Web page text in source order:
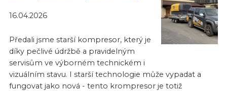
16.04.2026
Předali jsme starší kompresor, který je
díky pečlivé údržbě a pravidelným
servisům ve výborném technickém i
vizuálním stavu. I starší technologie může vypadat a
fungovat jako nová - tento krompresor je totiž